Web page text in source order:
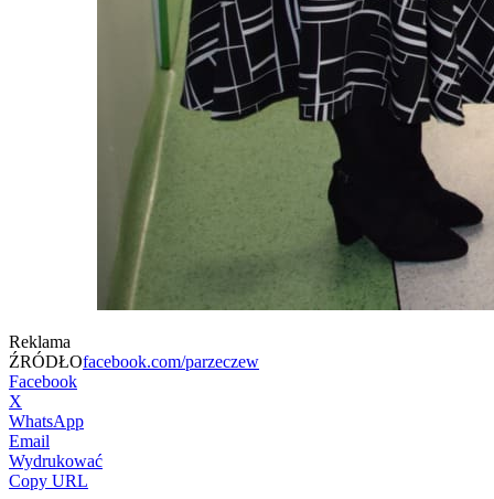
Reklama
ŹRÓDŁOfacebook.com/parzeczew
Facebook
X
WhatsApp
Email
Wydrukować
Copy URL